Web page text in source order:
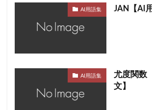
AI用語集 JAN【AI
AI用語集
尤度関数
文】